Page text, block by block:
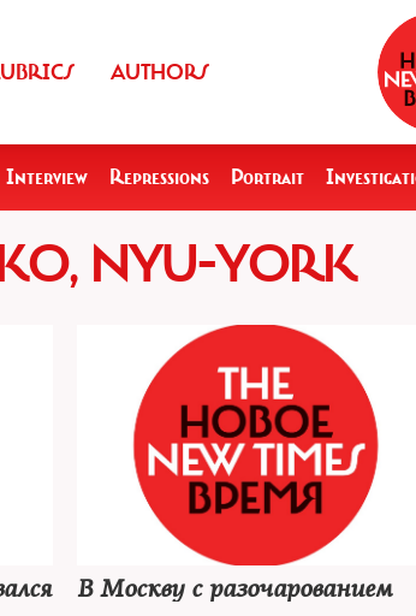
AUTHORS
Interview Repressions Portrait
NYU-YORK
В Москву с разочарованием